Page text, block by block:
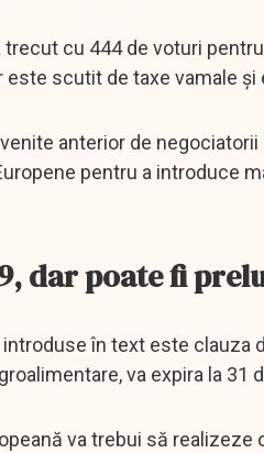
cu 444 de voturi
scutit de taxe vamale
anterior de negociatorii
pentru a introduce
dar poate fi
în text este clauza
va expira la 31
va trebui să